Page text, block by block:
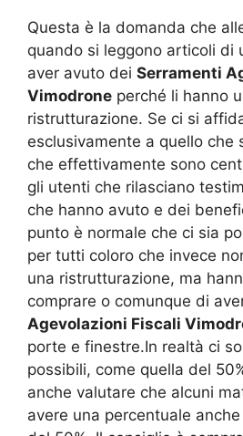
Questa è la domanda che
quando si leggono articoli di
aver avuto dei Serramenti
Vimodrone perché li hanno
ristrutturazione. Se ci si
esclusivamente a quello che
che effettivamente sono
gli utenti che rilasciano
che hanno avuto e dei
punto è normale che ci sia
per tutti coloro che invece
una ristrutturazione, ma
comprare o comunque di
Agevolazioni Fiscali
porte e finestre.In realtà ci
possibili, come quella del
anche valutare che alcuni
avere una percentuale